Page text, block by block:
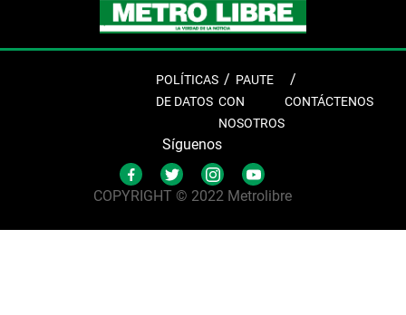
POLÍTICAS
DE DATOS
PAUTE
CON
NOSOTROS
CONTÁCTENOS
Síguenos
COPYRIGHT © 2022 Metrolibre